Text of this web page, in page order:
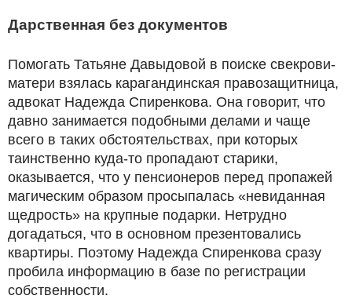
Дарственная без документов
Помогать Татьяне Давыдовой в поиске свекрови-
матери взялась карагандинская правозащитница,
адвокат Надежда Спиренкова. Она говорит, что
давно занимается подобными делами и чаще
всего в таких обстоятельствах, при которых
таинственно куда-то пропадают старики,
оказывается, что у пенсионеров перед пропажей
магическим образом просыпалась «невиданная
щедрость» на крупные подарки. Нетрудно
догадаться, что в основном презентовались
квартиры. Поэтому Надежда Спиренкова сразу
пробила информацию в базе по регистрации
собственности.